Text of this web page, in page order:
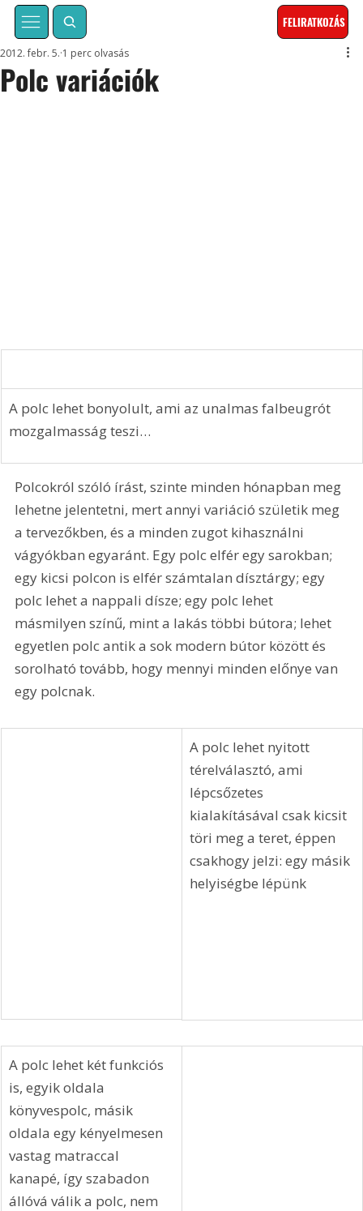
FELIRATKOZÁS
Polc variációk
2012. febr. 5. 1 perc olvasás
A polc lehet bonyolult, ami az unalmas falbeugrót
mozgalmasság teszi…
Polcokról szóló írást, szinte minden hónapban meg
lehetne jelentetni, mert annyi variáció születik meg
a tervezőkben, és a minden zugot kihasználni
vágyókban egyaránt. Egy polc elfér egy sarokban;
egy kicsi polcon is elfér számtalan dísztárgy; egy
polc lehet a nappali dísze; egy polc lehet
másmilyen színű, mint a lakás többi bútora; lehet
egyetlen polc antik a sok modern bútor között és
sorolható tovább, hogy mennyi minden előnye van
egy polcnak.
A polc lehet nyitott
térelválasztó, ami
lépcsőzetes
kialakításával csak kicsit
töri meg a teret, éppen
csakhogy jelzi: egy másik
helyiségbe lépünk
A polc lehet két funkciós
is, egyik oldala
könyvespolc, másik
oldala egy kényelmesen
vastag matraccal
kanapé, így szabadon
állóvá válik a polc, nem